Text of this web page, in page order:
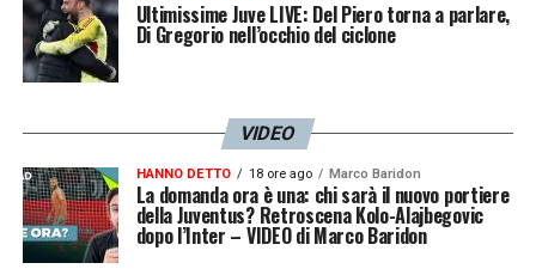
così».
LA PLAYLIST DELLE NOSTRE TOP NEWS
Ultimissime Juve LIVE: Del Piero torna a parlare,
Di Gregorio nell’occhio del ciclone
VIDEO
HANNO DETTO 18 ore ago Marco Baridon
La domanda ora è una: chi sarà il nuovo portiere
della Juventus? Retroscena Kolo-Alajbegovic
dopo l’Inter – VIDEO di Marco Baridon